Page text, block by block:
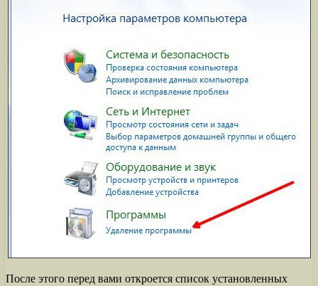
После этого перед вами откроется список установленных